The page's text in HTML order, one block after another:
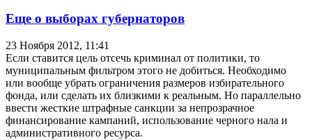
Еще о выборах губернаторов
23 Ноября 2012, 11:41
Если ставится цель отсечь криминал от политики, то
муниципальным фильтром этого не добиться. Необходимо
или вообще убрать ограничения размеров избирательного
фонда, или сделать их близкими к реальным. Но параллельно
ввести жесткие штрафные санкции за непрозрачное
финансирование кампаний, использование черного нала и
административного ресурса.